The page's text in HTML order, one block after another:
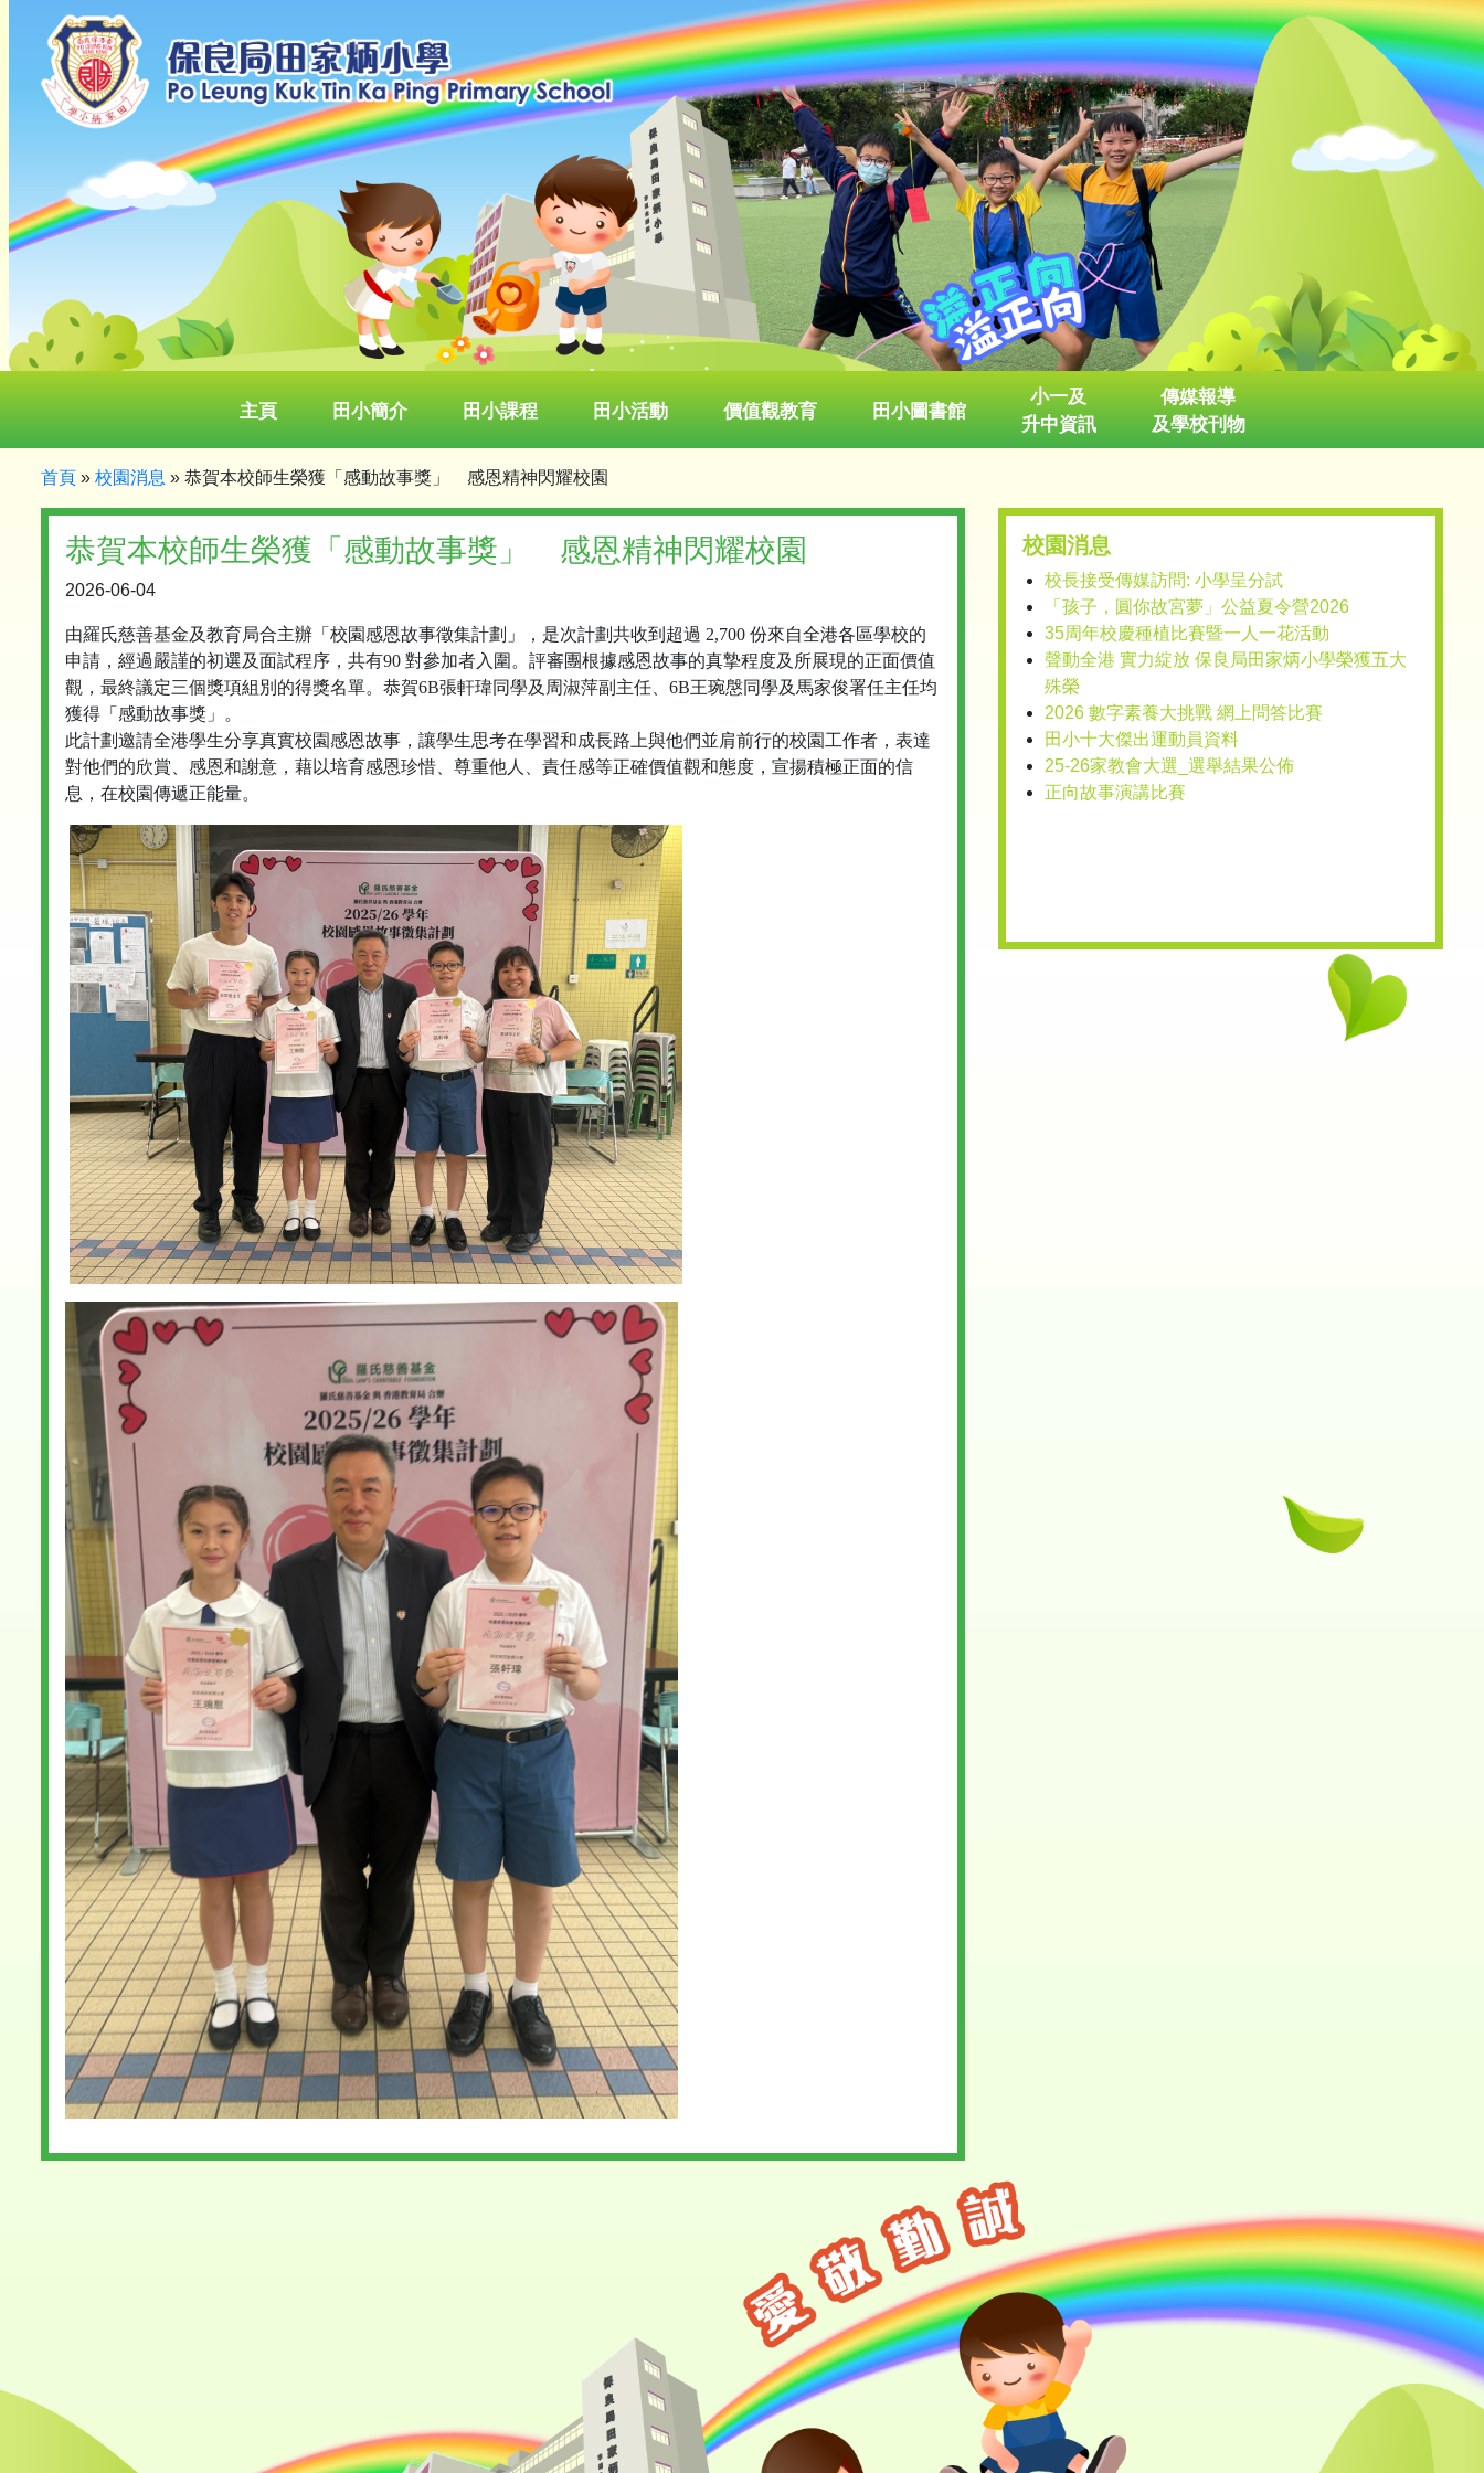
主頁 田小簡介 田小課程 田小活動 價值觀教育 田小圖書館
小一及
升中資訊
傳媒報導
及學校刊物
首頁 » 校園消息 » 恭賀本校師生榮獲「感動故事獎」 感恩精神閃耀校園
恭賀本校師生榮獲「感動故事獎」 感恩精神閃耀校園
2026-06-04
由羅氏慈善基金及教育局合主辦「校園感恩故事徵集計劃」，是次計劃共收到超過 2,700 份來自全港各區學校的
申請，經過嚴謹的初選及面試程序，共有90 對參加者入圍。評審團根據感恩故事的真摯程度及所展現的正面價值
觀，最終議定三個獎項組別的得獎名單。恭賀6B張軒瑋同學及周淑萍副主任、6B王琬慇同學及馬家俊署任主任均
獲得「感動故事獎」。
此計劃邀請全港學生分享真實校園感恩故事，讓學生思考在學習和成長路上與他們並肩前行的校園工作者，表達
對他們的欣賞、感恩和謝意，藉以培育感恩珍惜、尊重他人、責任感等正確價值觀和態度，宣揚積極正面的信
息，在校園傳遞正能量。
校園消息
校長接受傳媒訪問: 小學呈分試
「孩子，圓你故宮夢」公益夏令營2026
35周年校慶種植比賽暨一人一花活動
聲動全港 實力綻放 保良局田家炳小學榮獲五大
殊榮
2026 數字素養大挑戰 網上問答比賽
田小十大傑出運動員資料
25-26家教會大選_選舉結果公佈
正向故事演講比賽